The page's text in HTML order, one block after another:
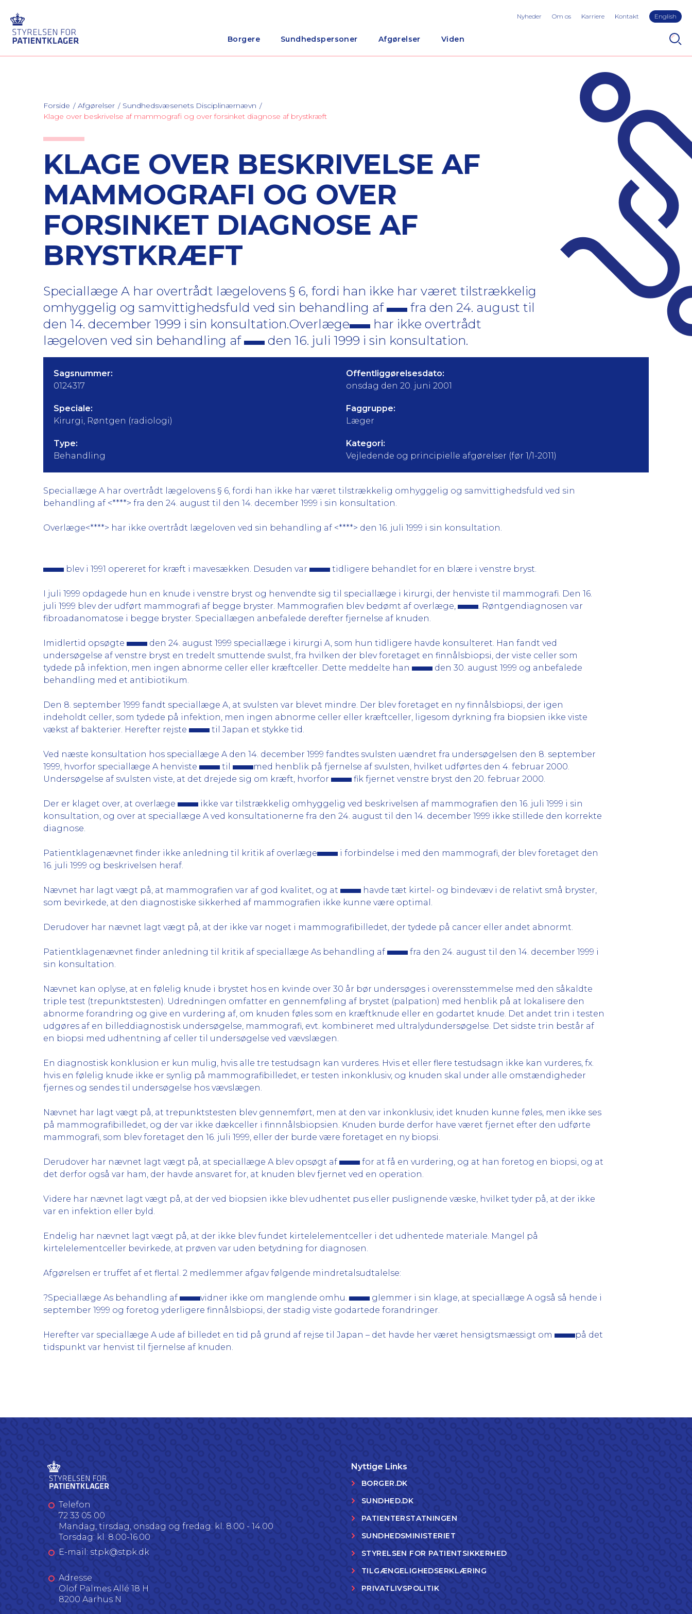
Borgere Sundhedspersoner Afgørelser Viden
Nyheder Om os Karriere Kontakt English
Forside Afgørelser
Sundhedsvæsenets Disciplinærnævn
Klage over beskrivelse af mammografi og over forsinket diagnose af brystkræft
KLAGE OVER BESKRIVELSE AF
MAMMOGRAFI OG OVER
FORSINKET DIAGNOSE AF
BRYSTKRÆFT
Speciallæge A har overtrådt lægelovens § 6, fordi han ikke har været tilstrækkelig
omhyggelig og samvittighedsfuld ved sin behandling af
fra den 24. august til
den 14. december 1999 i sin konsultation.Overlæge
har ikke overtrådt
lægeloven ved sin behandling af
den 16. juli 1999 i sin konsultation.
Sagsnummer:
0124317
Offentliggørelsesdato:
onsdag den 20. juni 2001
Speciale:
Kirurgi, Røntgen (radiologi)
Faggruppe:
Læger
Type:
Behandling
Kategori:
Vejledende og principielle afgørelser (før 1/1-2011)
Speciallæge A har overtrådt lægelovens § 6, fordi han ikke har været tilstrækkelig omhyggelig og samvittighedsfuld ved sin
behandling af <****> fra den 24. august til den 14. december 1999 i sin konsultation.
Overlæge<****> har ikke overtrådt lægeloven ved sin behandling af <****> den 16. juli 1999 i sin konsultation.
blev i 1991 opereret for kræft i mavesækken. Desuden var tidligere behandlet for en blære i venstre bryst.
I juli 1999 opdagede hun en knude i venstre bryst og henvendte sig til speciallæge i kirurgi, der henviste til mammografi. Den 16.
juli 1999 blev der udført mammografi af begge bryster. Mammografien blev bedømt af overlæge,
. Røntgendiagnosen var
fibroadanomatose i begge bryster. Speciallægen anbefalede derefter fjernelse af knuden.
Imidlertid opsøgte
den 24. august 1999 speciallæge i kirurgi A, som hun tidligere havde konsulteret. Han fandt ved
undersøgelse af venstre bryst en tredelt smuttende svulst, fra hvilken der blev foretaget en finnålsbiopsi, der viste celler som
tydede på infektion, men ingen abnorme celler eller kræftceller. Dette meddelte han
den 30. august 1999 og anbefalede
behandling med et antibiotikum.
Den 8. september 1999 fandt speciallæge A, at svulsten var blevet mindre. Der blev foretaget en ny finnålsbiopsi, der igen
indeholdt celler, som tydede på infektion, men ingen abnorme celler eller kræftceller, ligesom dyrkning fra biopsien ikke viste
vækst af bakterier. Herefter rejste
til Japan et stykke tid.
Ved næste konsultation hos speciallæge A den 14. december 1999 fandtes svulsten uændret fra undersøgelsen den 8. september
1999, hvorfor speciallæge A henviste
til
med henblik på fjernelse af svulsten, hvilket udførtes den 4. februar 2000.
Undersøgelse af svulsten viste, at det drejede sig om kræft, hvorfor
fik fjernet venstre bryst den 20. februar 2000.
Der er klaget over, at overlæge
ikke var tilstrækkelig omhyggelig ved beskrivelsen af mammografien den 16. juli 1999 i sin
konsultation, og over at speciallæge A ved konsultationerne fra den 24. august til den 14. december 1999 ikke stillede den korrekte
diagnose.
Patientklagenævnet finder ikke anledning til kritik af overlæge
i forbindelse i med den mammografi, der blev foretaget den
16. juli 1999 og beskrivelsen heraf.
Nævnet har lagt vægt på, at mammografien var af god kvalitet, og at
havde tæt kirtel- og bindevæv i de relativt små bryster,
som bevirkede, at den diagnostiske sikkerhed af mammografien ikke kunne være optimal.
Derudover har nævnet lagt vægt på, at der ikke var noget i mammografibilledet, der tydede på cancer eller andet abnormt.
Patientklagenævnet finder anledning til kritik af speciallæge As behandling af
fra den 24. august til den 14. december 1999 i
sin konsultation.
Nævnet kan oplyse, at en følelig knude i brystet hos en kvinde over 30 år bør undersøges i overensstemmelse med den såkaldte
triple test (trepunktstesten). Udredningen omfatter en gennemføling af brystet (palpation) med henblik på at lokalisere den
abnorme forandring og give en vurdering af, om knuden føles som en kræftknude eller en godartet knude. Det andet trin i testen
udgøres af en billeddiagnostisk undersøgelse, mammografi, evt. kombineret med ultralydundersøgelse. Det sidste trin består af
en biopsi med udhentning af celler til undersøgelse ved vævslægen.
En diagnostisk konklusion er kun mulig, hvis alle tre testudsagn kan vurderes. Hvis et eller flere testudsagn ikke kan vurderes, fx.
hvis en følelig knude ikke er synlig på mammografibilledet, er testen inkonklusiv, og knuden skal under alle omstændigheder
fjernes og sendes til undersøgelse hos vævslægen.
Nævnet har lagt vægt på, at trepunktstesten blev gennemført, men at den var inkonklusiv, idet knuden kunne føles, men ikke ses
på mammografibilledet, og der var ikke dækceller i finnnålsbiopsien. Knuden burde derfor have været fjernet efter den udførte
mammografi, som blev foretaget den 16. juli 1999, eller der burde være foretaget en ny biopsi.
Derudover har nævnet lagt vægt på, at speciallæge A blev opsøgt af
for at få en vurdering, og at han foretog en biopsi, og at
det derfor også var ham, der havde ansvaret for, at knuden blev fjernet ved en operation.
Videre har nævnet lagt vægt på, at der ved biopsien ikke blev udhentet pus eller puslignende væske, hvilket tyder på, at der ikke
var en infektion eller byld.
Endelig har nævnet lagt vægt på, at der ikke blev fundet kirtelelementceller i det udhentede materiale. Mangel på
kirtelelementceller bevirkede, at prøven var uden betydning for diagnosen.
Afgørelsen er truffet af et flertal. 2 medlemmer afgav følgende mindretalsudtalelse:
?Speciallæge As behandling af vidner ikke om manglende omhu.
glemmer i sin klage, at speciallæge A også så hende i
september 1999 og foretog yderligere finnålsbiopsi, der stadig viste godartede forandringer.
Herefter var speciallæge A ude af billedet en tid på grund af rejse til Japan – det havde her været hensigtsmæssigt om
på det
tidspunkt var henvist til fjernelse af knuden.
Telefon
72 33 05 00
Mandag, tirsdag, onsdag og fredag: kl. 8.00 - 14.00
Torsdag: kl. 8.00-16.00
E-mail: stpk@stpk.dk
Adresse
Olof Palmes Allé 18 H
8200 Aarhus N
Nyttige Links
BORGER.DK
SUNDHED.DK
PATIENTERSTATNINGEN
SUNDHEDSMINISTERIET
STYRELSEN FOR PATIENTSIKKERHED
TILGÆNGELIGHEDSERKLÆRING
PRIVATLIVSPOLITIK